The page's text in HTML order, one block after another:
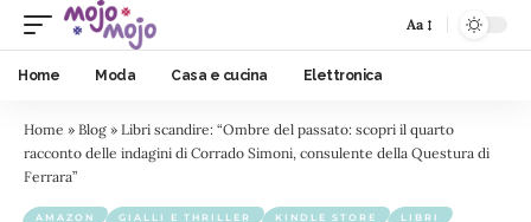
Aa
Home Moda Casa e cucina Elettronica
Home » Blog » Libri scandire: “Ombre del passato: scopri il quarto
racconto delle indagini di Corrado Simoni, consulente della Questura di
Ferrara”
AMAZON GIALLI E THRILLER KINDLE STORE
LIBRI